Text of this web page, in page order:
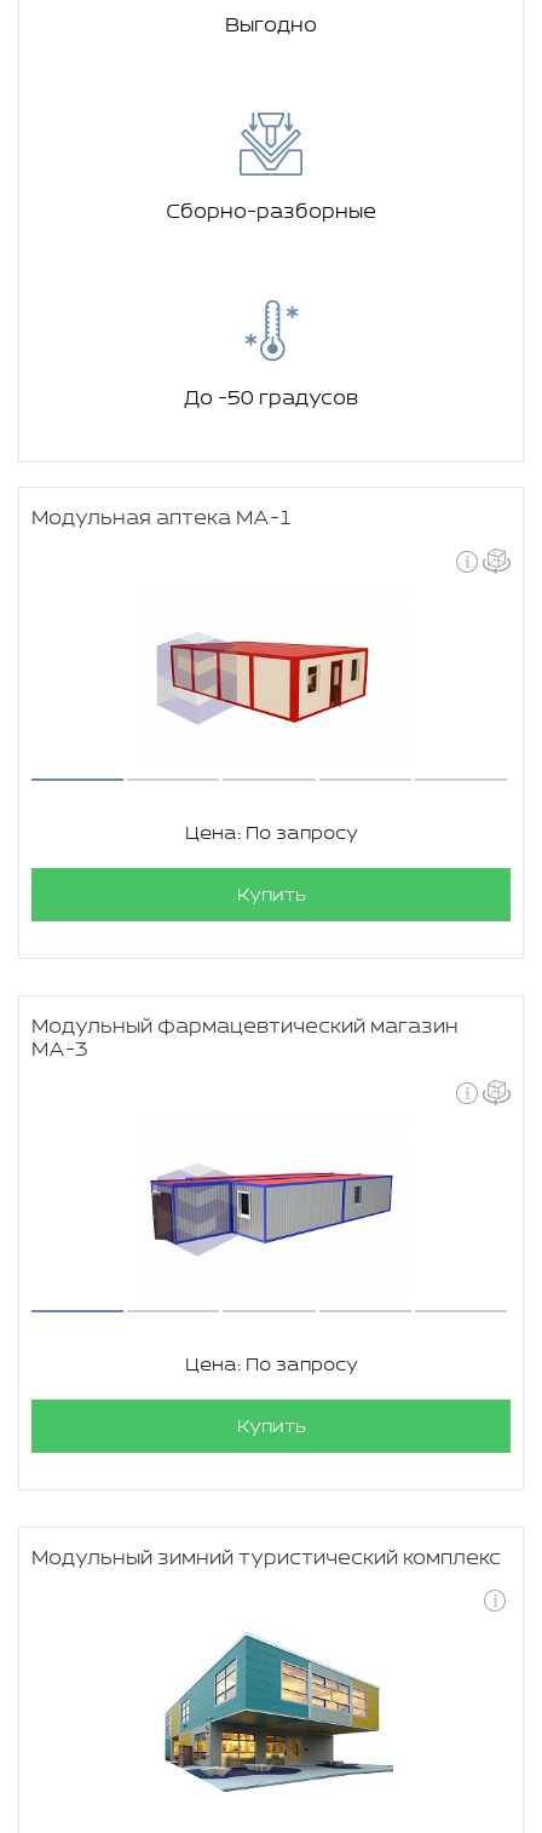
Выгодно
Сборно-разборные
До -50 градусов
Модульная аптека МА-1
Цена: По запросу
Купить
Модульный фармацевтический магазин
МА-3
Цена: По запросу
Купить
Модульный зимний туристический комплекс